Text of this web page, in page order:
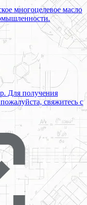
многоцелевое масло
Для получения
свяжитесь с